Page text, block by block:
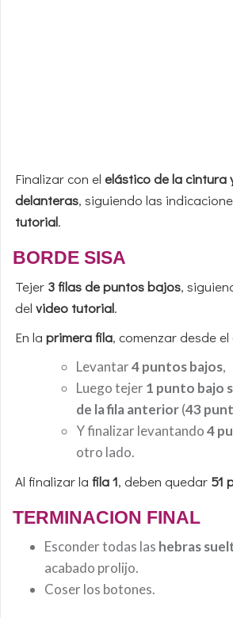
Finalizar con el elástico de la cintura
delanteras, siguiendo las
tutorial.
BORDE SISA
Tejer 3 filas de puntos bajos,
del video tutorial.
En la primera fila, comenzar desde el
Levantar4 puntos bajos,
Luego tejer1 punto bajo
de la fila anterior(43
Y finalizar levantando4
otro lado.
Al finalizar la fila 1, deben quedar 51
TERMINACION FINAL
Esconder todas las hebras
acabado prolijo.
Coser los botones.